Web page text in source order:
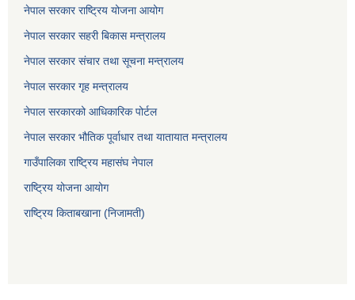
नेपाल सरकार राष्ट्रिय योजना आयोग
नेपाल सरकार सहरी बिकास मन्त्रालय
नेपाल सरकार संचार तथा सूचना मन्त्रालय
नेपाल सरकार गृह मन्त्रालय
नेपाल सरकारको आधिकारिक पोर्टल
नेपाल सरकार भौतिक पूर्वाधार तथा यातायात मन्त्रालय
गाउँपालिका राष्ट्रिय महासंघ नेपाल
राष्ट्रिय योजना आयोग
राष्ट्रिय किताबखाना (निजामती)